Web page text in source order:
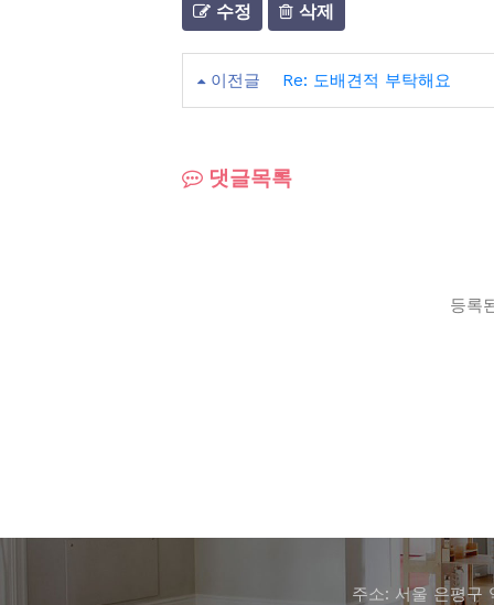
수정 삭제
이전글 Re: 도배견적 부탁해요
댓글목록
등록
주소: 서울 은평구